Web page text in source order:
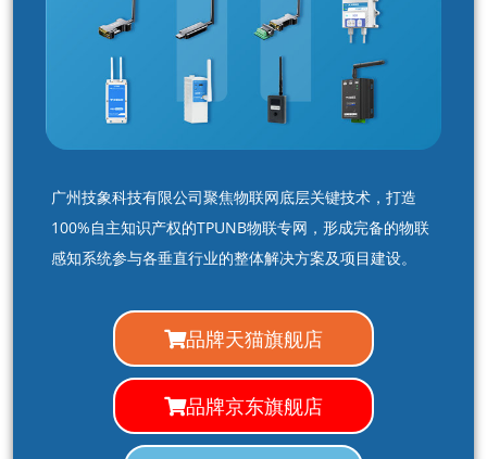
广州技象科技有限公司聚焦物联网底层关键技术，打造
100%自主知识产权的TPUNB物联专网，形成完备的物联
感知系统参与各垂直行业的整体解决方案及项目建设。
品牌天猫旗舰店
品牌京东旗舰店